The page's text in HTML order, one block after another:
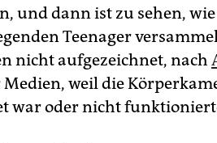
und dann ist zu sehen,
Teenager
nicht aufgezeichnet, nach
weil die
war oder nicht